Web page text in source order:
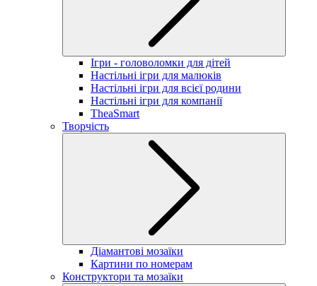
Ігри - головоломки для дітей
Настільні ігри для малюків
Настільні ігри для всієї родини
Настільні ігри для компанії
TheaSmart
Творчість
Діамантові мозаїки
Картини по номерам
Конструктори та мозаїки